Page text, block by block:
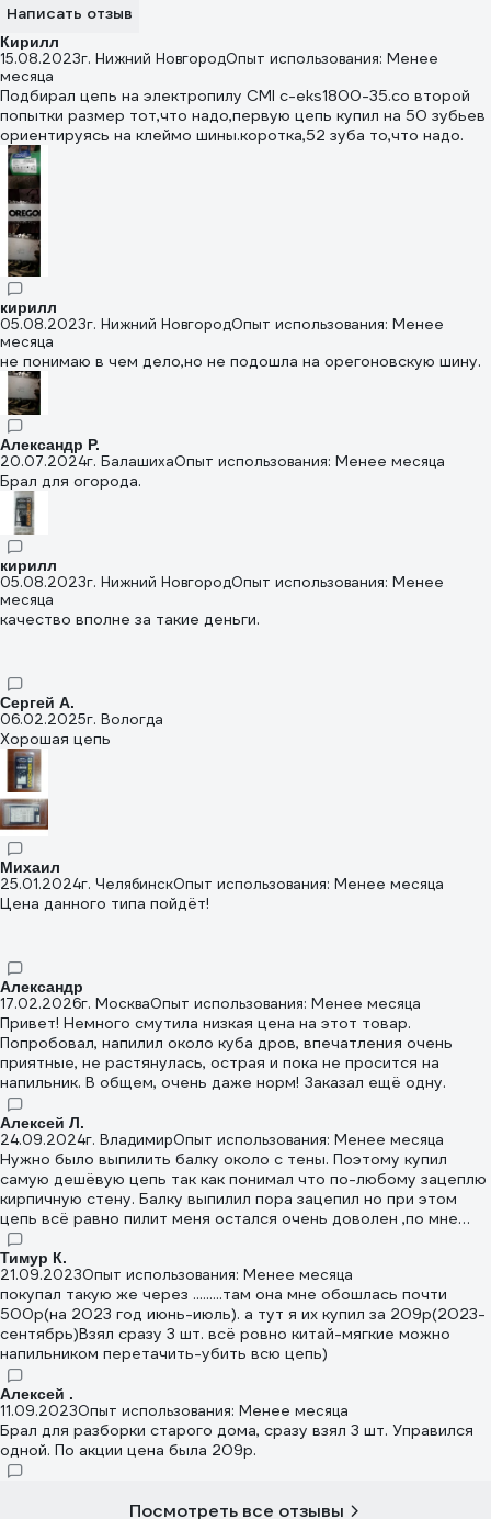
Написать отзыв
Кирилл
15.08.2023г. Нижний НовгородОпыт использования: Менее
месяца
Подбирал цепь на электропилу CMI c-eks1800-35.со второй
попытки размер тот,что надо,первую цепь купил на 50 зубьев
ориентируясь на клеймо шины.коротка,52 зуба то,что надо.
кирилл
05.08.2023г. Нижний НовгородОпыт использования: Менее
месяца
не понимаю в чем дело,но не подошла на орегоновскую шину.
Александр Р.
20.07.2024г. БалашихаОпыт использования: Менее месяца
Брал для огорода.
кирилл
05.08.2023г. Нижний НовгородОпыт использования: Менее
месяца
качество вполне за такие деньги.
Сергей А.
06.02.2025г. Вологда
Хорошая цепь
Михаил
25.01.2024г. ЧелябинскОпыт использования: Менее месяца
Цена данного типа пойдёт!
Александр
17.02.2026г. МоскваОпыт использования: Менее месяца
Привет! Немного смутила низкая цена на этот товар.
Попробовал, напилил около куба дров, впечатления очень
приятные, не растянулась, острая и пока не просится на
напильник. В общем, очень даже норм! Заказал ещё одну.
Алексей Л.
24.09.2024г. ВладимирОпыт использования: Менее месяца
Нужно было выпилить балку около с тены. Поэтому купил
самую дешёвую цепь так как понимал что по-любому зацеплю
кирпичную стену. Балку выпилил пора зацепил но при этом
цепь всё равно пилит меня остался очень доволен ,по мне
лучший вариант соотношение цены качество.
Тимур К.
21.09.2023Опыт использования: Менее месяца
покупал такую же через .........там она мне обошлась почти
500р(на 2023 год июнь-июль). а тут я их купил за 209р(2023-
сентябрь)Взял сразу 3 шт. всё ровно китай-мягкие можно
напильником перетачить-убить всю цепь)
Алексей .
11.09.2023Опыт использования: Менее месяца
Брал для разборки старого дома, сразу взял 3 шт. Управился
одной. По акции цена была 209р.
Посмотреть все отзывы